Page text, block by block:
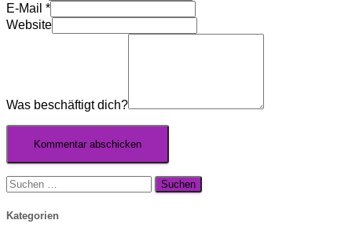
E-Mail *
Website
Was beschäftigt dich?
Suche
nach:
Kategorien